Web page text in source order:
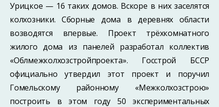
Урицкое — 16 таких домов. Вскоре в них заселятся
колхозники. Сборные дома в деревнях области
возводятся впервые. Проект трёхкомнатного
жилого дома из панелей разработал коллектив
«Облмежколхозстройпроекта». Госстрой БССР
официально утвердил этот проект и поручил
Гомельскому районному «Межколхозстрою»
построить в этом году 50 экспериментальных